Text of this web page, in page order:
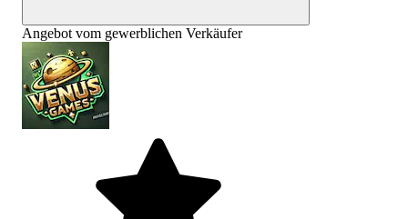
Angebot vom gewerblichen Verkäufer